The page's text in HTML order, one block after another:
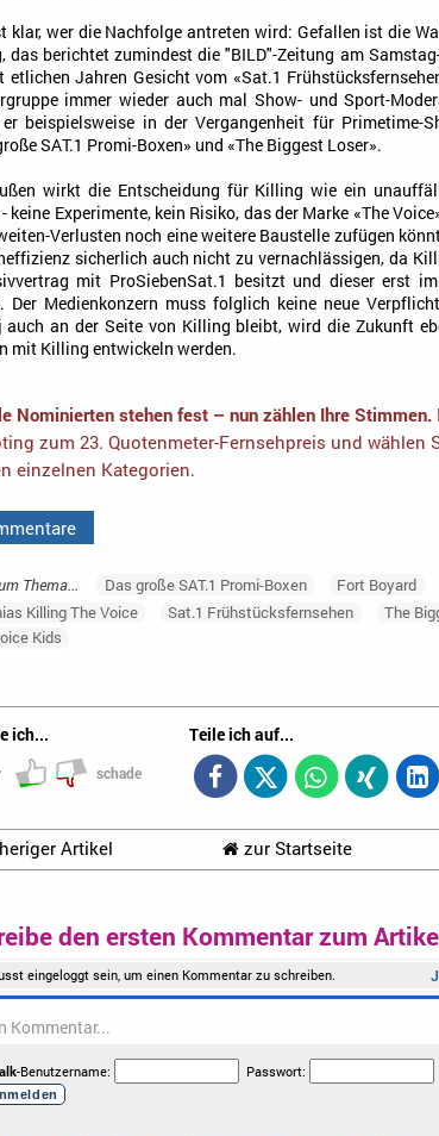
klar, wer die Nachfolge antreten wird: Gefallen ist die
das berichtet zumindest die "BILD"-Zeitung am
etlichen Jahren Gesicht vom «Sat.1
immer wieder auch mal Show- und Sport-
beispielsweise in der Vergangenheit für Primetime-
SAT.1 Promi-Boxen» und «The Biggest Loser».
wirkt die Entscheidung für Killing wie ein
keine Experimente, kein Risiko, das der Marke «The
Verlusten noch eine weitere Baustelle zufügen
sicherlich auch nicht zu vernachlässigen, da
mit ProSiebenSat.1 besitzt und dieser erst
Der Medienkonzern muss folglich keine neue
auch an der Seite von Killing bleibt, wird die Zukunft
mit Killing entwickeln werden.
Nominierten stehen fest – nun zählen Ihre Stimmen.
zum 23. Quotenmeter-Fernsehpreis und wählen
einzelnen Kategorien.
Thema... Das große SAT.1 Promi-Boxen
Fort Boyard
Killing The Voice
Sat.1 Frühstücksfernsehen The
Kids
ich...
schade
Teile ich auf...
Artikel zur Startseite
den ersten Kommentar zum